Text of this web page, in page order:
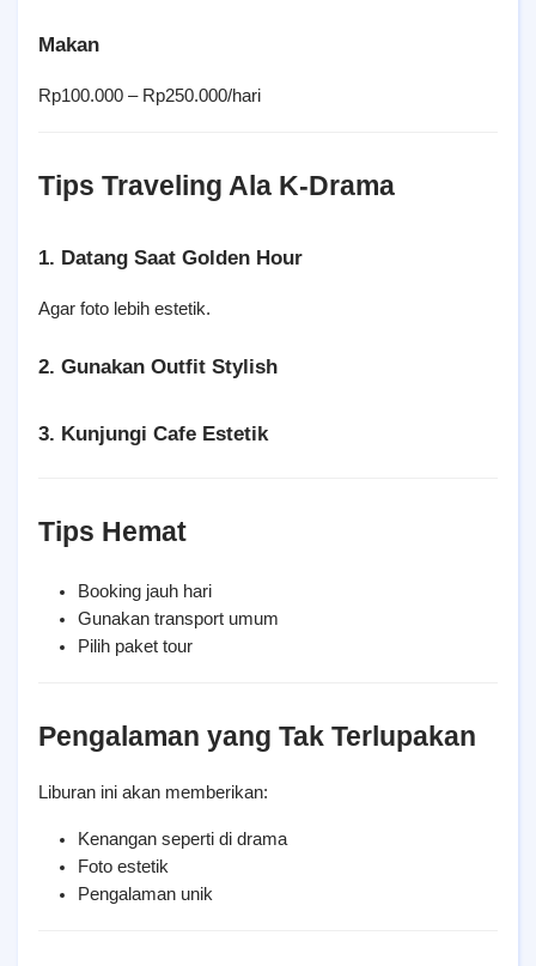
Makan
Rp100.000 – Rp250.000/hari
Tips Traveling Ala K-Drama
1. Datang Saat Golden Hour
Agar foto lebih estetik.
2. Gunakan Outfit Stylish
3. Kunjungi Cafe Estetik
Tips Hemat
Booking jauh hari
Gunakan transport umum
Pilih paket tour
Pengalaman yang Tak Terlupakan
Liburan ini akan memberikan:
Kenangan seperti di drama
Foto estetik
Pengalaman unik